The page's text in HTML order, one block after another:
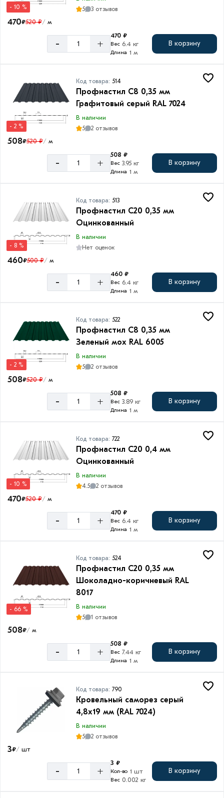
Тип
Покрытие
Порошковое
Цинк
Полимерное
- 10 %
5
3 отзывов
470₽520 ₽/ м
- +
470 ₽
Вес 6.4 кг
Длина 1 м
В корзину
- 2 %
Код товара: 514
Профнастил С8 0,35 мм
Графитовый серый RAL 7024
В наличии
5
2 отзывов
508₽520 ₽/ м
- +
508 ₽
Вес 3.95 кг
Длина 1 м
В корзину
- 8 %
Код товара: 513
Профнастил C20 0,35 мм
Оцинкованный
В наличии
Нет оценок
460₽500 ₽/ м
- +
460 ₽
Вес 6.4 кг
Длина 1 м
В корзину
- 2 %
Код товара: 522
Профнастил С8 0,35 мм
Зеленый мох RAL 6005
В наличии
5
2 отзывов
508₽520 ₽/ м
- +
508 ₽
Вес 3.89 кг
Длина 1 м
В корзину
- 10 %
Код товара: 722
Профнастил C20 0,4 мм
Оцинкованный
В наличии
4.5
2 отзывов
470₽520 ₽/ м
- +
470 ₽
Вес 6.4 кг
Длина 1 м
В корзину
- 66 %
Код товара: 524
Профнастил С20 0,35 мм
Шоколадно-коричневый RAL
8017
В наличии
5
1 отзывов
508₽/ м
- +
508 ₽
Вес 7.44 кг
Длина 1 м
В корзину
Код товара: 790
Кровельный саморез серый
4,8х19 мм (RAL 7024)
В наличии
5
2 отзывов
3₽/ шт
- +
3 ₽
Кол-во 1 шт
Вес 0.002 кг
В корзину